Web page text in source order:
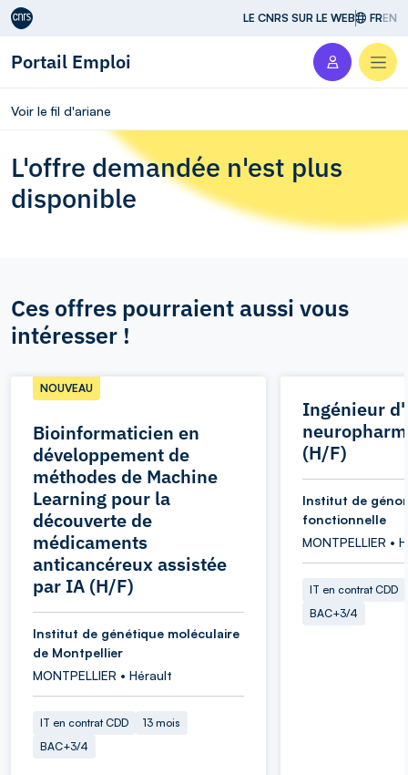
Aller au contenu LE CNRS SUR LE WEB FREN
Portail Emploi
Voir le fil d'ariane
L'offre demandée n'est plus
disponible
Ces offres pourraient aussi vous
intéresser !
Bioinformaticien en
développement de
méthodes de Machine
Learning pour la
découverte de
médicaments
anticancéreux assistée
par IA (H/F)
NOUVEAU
Institut de génétique moléculaire
de Montpellier
MONTPELLIER • Hérault
IT en contrat CDD
13 mois
BAC+3/4
Ingénieur
(H/F)
Institut de
fonctionnelle
MONTPELLIER •
IT en contrat CDD
BAC+3/4